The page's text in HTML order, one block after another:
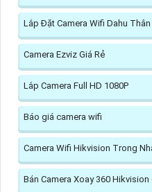
Lắp Đặt Camera Wifi Dahu
Camera Ezviz Giá Rẻ
Lắp Camera Full HD 1080P
Báo giá camera wifi
Camera Wifi Hikvision Trong
Bán Camera Xoay 360 Hikvision